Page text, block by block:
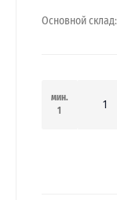
Основной склад:
мин.
1